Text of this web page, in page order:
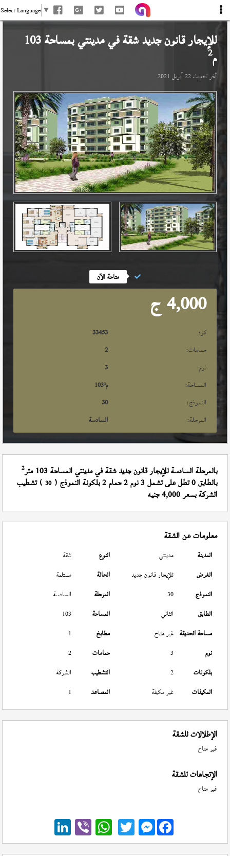
Select Language ▼
للإيجار قانون جديد شقة فيمدينتي بمساحة 103
م2
آخر تحديث22 أبريل 2021
متاحة الآن
4,000 ج
كود
33453
حمامات:
2
نوم:
3
المساحة:
103م²
النموذج:
30
المرحلة:
السادسة
بالمرحلة السادسة للإيجار قانون جديد شقة في مدينتي المساحة 103 متر 2
بالطابق 0 تطل على تشمل 3 نوم 2 حمام 2 بلكونة النموذج ( 30 ) تشطيب
الشركة بسعر 4,000 جنيه
معلومات عن الشقة
المدينة مدينتي النوع
شقة
الغرض
للإيجار قانون جديد الحالة
مستلمة
النموذج
30 المرحلة
السادسة
الطابق
الثاني المساحة
103
مساحة الحديقة غير متاح مطابخ
1
نوم
3 حمامات
2
بلكونات
2 التشطيب
الشركة
المكيفات
غير مكيفة المصاعد 1
الإطلالات للشقة
غير متاح
الإتجاهات للشقة
غير متاح
Messenger